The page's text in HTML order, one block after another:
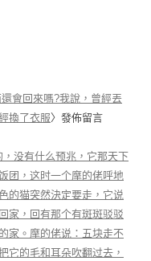
會回來嗎?我說，曾經丟
換了衣服〉發佈留言
没有什么预兆，它那天下
团，这时一个摩的佬呼地
的猫突然決定要走，它说
家，回有那个有斑斑驳驳
家。摩的佬说：五块走不
它的毛和耳朵吹翻过去，